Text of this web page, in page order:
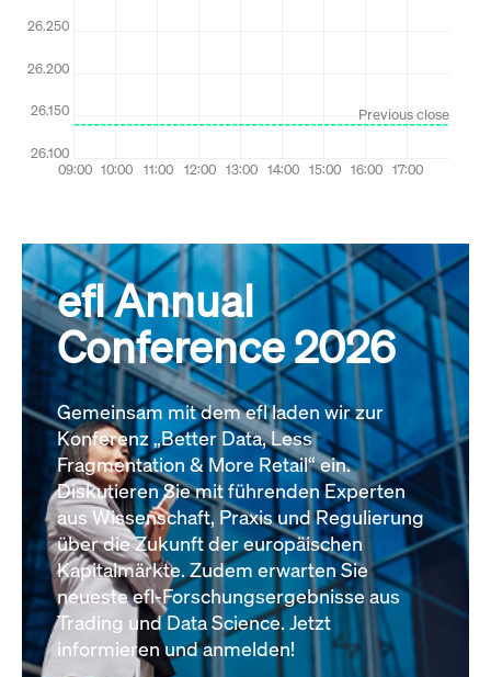
efl Annual
Conference 2026
Gemeinsam mit dem efl laden wir zur
Konferenz „Better Data, Less
Fragmentation & More Retail“ ein.
Diskutieren Sie mit führenden Experten
aus Wissenschaft, Praxis und Regulierung
über die Zukunft der europäischen
Kapitalmärkte. Zudem erwarten Sie
neueste efl-Forschungsergebnisse aus
Trading und Data Science. Jetzt
informieren und anmelden!